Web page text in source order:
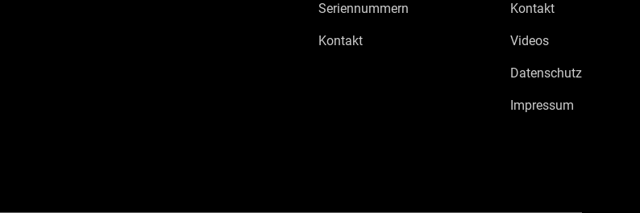
Seriennummern
Kontakt
Kontakt
Videos
Datenschutz
Impressum